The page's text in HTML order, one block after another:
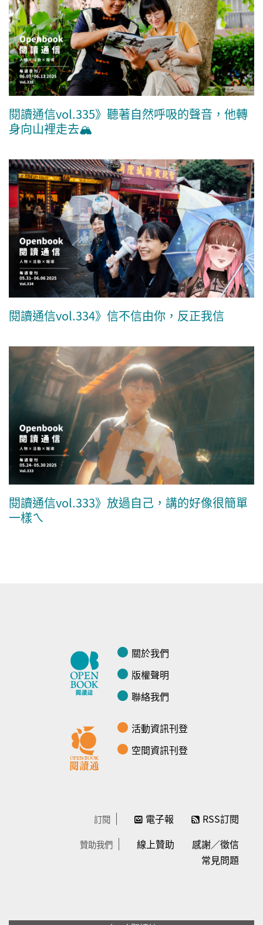
閱讀通信vol.335》聽著自然呼吸的聲音，他轉
身向山裡走去🏔
閱讀通信vol.334》信不信由你，反正我信
閱讀通信vol.333》放過自己，講的好像很簡單
一樣ㄟ
關於我們
版權聲明
聯絡我們
活動資訊刊登
空間資訊刊登
訂閱 電子報 RSS訂閱
贊助我們 線上贊助
感謝／徵信
常見問題